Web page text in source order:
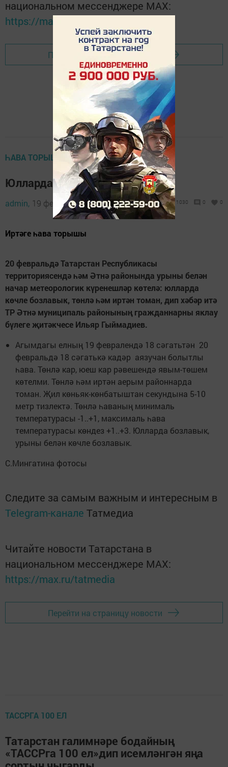
национальном мессенджере MАХ:
https://max.ru/tatmedia
Перейти на страницу новости
ҺАВА ТОРЫШЫ
Юлларда көчле бозлавык
admin, 19 февраль 2020 - 20:00 1030 0 0
Иртәге һава торышы
20 февральдә Татарстан Республикасы
территориясендә һәм Әтнә районында урыны белән
начар метеорологик күренешләр көтелә: юлларда
көчле бозлавык, төнлә һәм иртән томан, дип хәбәр итә
ТР Әтнә муниципаль районының гражданнарны яклау
бүлеге җитәкчесе Ильяр Гыймадиев.
Агымдагы елның 19 февралендә 18 сәгатьтән 20
февральдә 18 сәгатькә кадәр аязучан болытлы
һава. Төнлә кар, юеш кар рәвешендә явым-төшем
көтелми. Төнлә һәм иртән аерым районнарда
томан. Җил көньяк-көнбатыштан секундына 5-10
метр тизлектә. Төнлә һаваның минималь
температурасы -1..+1, максималь һава
температурасы көндез +1..+3. Юлларда бозлавык,
урыны белән көчле бозлавык.
С.Мингатина фотосы
Следите за самым важным и интересным в
Telegram-канале Татмедиа
Читайте новости Татарстана в
национальном мессенджере MАХ:
https://max.ru/tatmedia
Перейти на страницу новости
ТАССРГА 100 ЕЛ
Татарстан галимнәре бодайның
«ТАССРга 100 ел»дип исемләнгән яңа